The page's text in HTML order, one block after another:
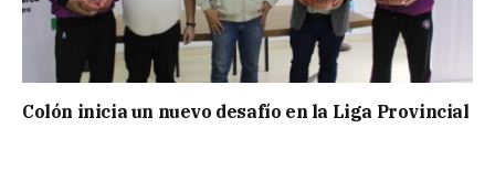
Colón inicia un nuevo desafío en la Liga Provincial